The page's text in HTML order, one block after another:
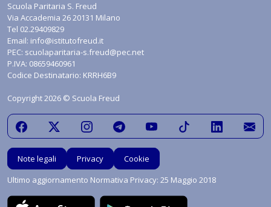
Scuola Paritaria S. Freud
Via Accademia 26 20131 Milano
Tel 02.29409829
Email: info@istitutofreud.it
PEC: scuolaparitaria-s.freud@pec.net
P.IVA: 08659460961
Codice Destinatario: KRRH6B9
Copyright 2026 © Scuola Freud
Note legali Privacy
Cookie
Ultimo aggiornamento Normativa Privacy: 25 Maggio 2018